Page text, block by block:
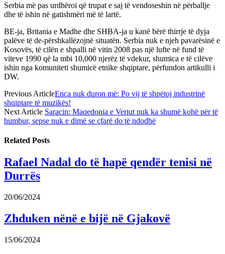
Serbia më pas urdhëroi që trupat e saj të vendoseshin në përballje
dhe të ishin në gatishmëri më të lartë.
BE-ja, Britania e Madhe dhe SHBA-ja u kanë bërë thirrje të dyja
palëve të de-përshkallëzojnë situatën. Serbia nuk e njeh pavarësinë e
Kosovës, të cilën e shpalli në vitin 2008 pas një lufte në fund të
viteve 1990 që la mbi 10,000 njerëz të vdekur, shumica e të cilëve
ishin nga komuniteti shumicë etnike shqiptare, përfundon artikulli i
DW.
Previous ArticleEnca nuk duron më: Po vij të shpëtoj industrinë
shqiptare të muzikës!
Next Article Saracin: Maqedonia e Veriut nuk ka shumë kohë për të
humbur, sepse nuk e dimë se çfarë do të ndodhë
Related Posts
Rafael Nadal do të hapë qendër tenisi në
Durrës
20/06/2024
Zhduken nënë e bijë në Gjakovë
15/06/2024